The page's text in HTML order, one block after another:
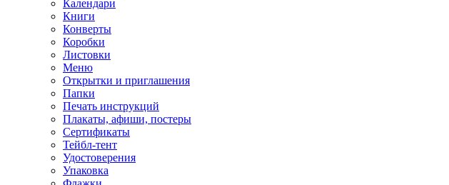
Календари
Книги
Конверты
Коробки
Листовки
Меню
Открытки и приглашения
Папки
Печать инструкций
Плакаты, афиши, постеры
Сертификаты
Тейбл-тент
Удостоверения
Упаковка